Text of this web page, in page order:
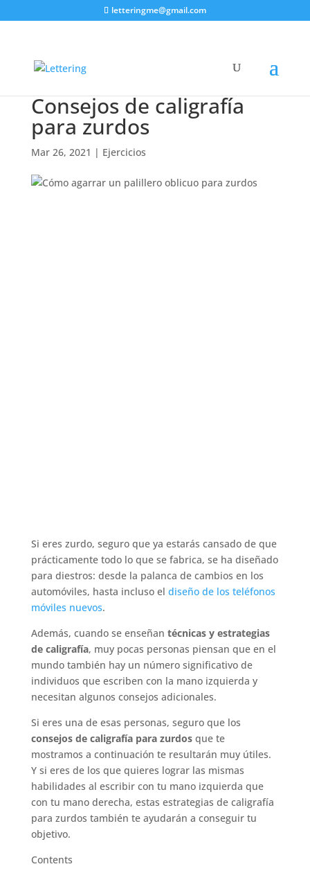
letteringme@gmail.com
Consejos de caligrafía
para zurdos
Mar 26, 2021 | Ejercicios
Si eres zurdo, seguro que ya estarás cansado de que
prácticamente todo lo que se fabrica, se ha diseñado
para diestros: desde la palanca de cambios en los
automóviles, hasta incluso el diseño de los teléfonos
móviles nuevos.
Además, cuando se enseñan técnicas y estrategias
de caligrafía, muy pocas personas piensan que en el
mundo también hay un número significativo de
individuos que escriben con la mano izquierda y
necesitan algunos consejos adicionales.
Si eres una de esas personas, seguro que los
consejos de caligrafía para zurdosque te
mostramos a continuación te resultarán muy útiles.
Y si eres de los que quieres lograr las mismas
habilidades al escribir con tu mano izquierda que
con tu mano derecha, estas estrategias de caligrafía
para zurdos también te ayudarán a conseguir tu
objetivo.
Contents